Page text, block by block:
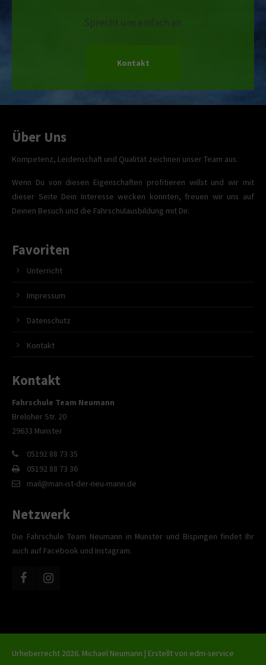
Sprecht uns einfach an.
Kontakt
Über Uns
Kompetenz, Leidenschaft und Qualität zeichnen unser Team aus.
Wenn Du von diesen Eigenschaften profitieren willst und wir mit
dieser Seite Dein Interesse wecken konnten, freuen wir uns auf
Deinen Besuch und die Fahrschulausbildung mit Dir.
Favoriten
Unterricht
Impressum
Datenschutz
Kontakt
Kontakt
Fahrschule Team Neumann
Breloher Str. 20
29633 Munster
05192 88 73 35
05192 88 73 36
mail@man-ist-der-neu-mann.de
Netzwerk
Die Fahrschule Team Neumann in Munster und Bispingen findet Ihr
auch auf Facebook und Instagram.
Urheberrecht 2026. Michael Neumann | Erstellt von edm-service